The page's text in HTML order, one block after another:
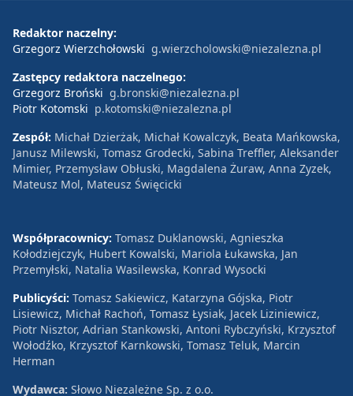
Redaktor naczelny:
Grzegorz Wierzchołowski g.wierzcholowski@niezalezna.pl
Zastępcy redaktora naczelnego:
Grzegorz Broński g.bronski@niezalezna.pl
Piotr Kotomski p.kotomski@niezalezna.pl
Zespół: Michał Dzierżak, Michał Kowalczyk, Beata Mańkowska,
Janusz Milewski, Tomasz Grodecki, Sabina Treffler, Aleksander
Mimier, Przemysław Obłuski, Magdalena Żuraw, Anna Zyzek,
Mateusz Mol, Mateusz Święcicki
Współpracownicy: Tomasz Duklanowski, Agnieszka
Kołodziejczyk, Hubert Kowalski, Mariola Łukawska, Jan
Przemyłski, Natalia Wasilewska, Konrad Wysocki
Publicyści: Tomasz Sakiewicz, Katarzyna Gójska, Piotr
Lisiewicz, Michał Rachoń, Tomasz Łysiak, Jacek Liziniewicz,
Piotr Nisztor, Adrian Stankowski, Antoni Rybczyński, Krzysztof
Wołodźko, Krzysztof Karnkowski, Tomasz Teluk, Marcin
Herman
Wydawca: Słowo Niezależne Sp. z o.o.